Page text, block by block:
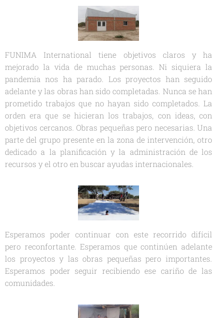
FUNIMA International tiene objetivos claros y ha
mejorado la vida de muchas personas. Ni siquiera la
pandemia nos ha parado. Los proyectos han seguido
adelante y las obras han sido completadas. Nunca se han
prometido trabajos que no hayan sido completados. La
orden era que se hicieran los trabajos, con ideas, con
objetivos cercanos. Obras pequeñas pero necesarias. Una
parte del grupo presente en la zona de intervención, otro
dedicado a la planificación y la administración de los
recursos y el otro en buscar ayudas internacionales.
Esperamos poder continuar con este recorrido difícil
pero reconfortante. Esperamos que continúen adelante
los proyectos y las obras pequeñas pero importantes.
Esperamos poder seguir recibiendo ese cariño de las
comunidades.